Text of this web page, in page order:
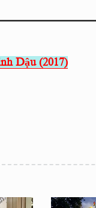
Dậu (2017)